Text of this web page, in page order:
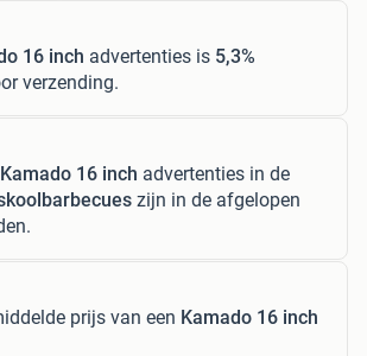
16 inch advertenties is 5,3%
verzending.
Kamado 16 inch advertenties in de
zijn in de afgelopen
prijs van een Kamado 16 inch